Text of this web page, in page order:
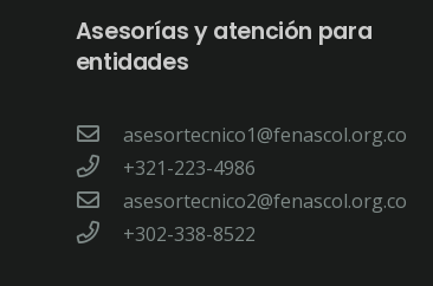
Asesorías y atención para
entidades
asesortecnico1@fenascol.org.co
+321-223-4986
asesortecnico2@fenascol.org.co
+302-338-8522